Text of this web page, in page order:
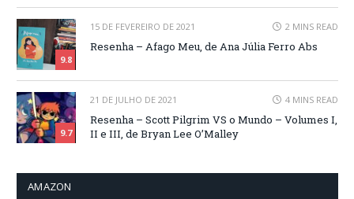
9.8
15 DE FEVEREIRO DE 2021 2 MINS READ
Resenha – Afago Meu, de Ana Júlia Ferro Abs
9.7
21 DE JULHO DE 2021 4 MINS READ
Resenha – Scott Pilgrim VS o Mundo – Volumes I,
II e III, de Bryan Lee O’Malley
AMAZON